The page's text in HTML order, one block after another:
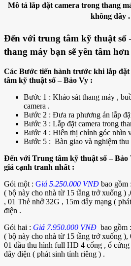
Mô tả lắp đặt camera trong thang
không dây .
Đến với trung tâm kỹ thuật số
thang máy bạn sẽ yên tâm hơn
Các Bước tiến hành trước khi lắp
tâm kỹ thuật số – Bảo Vy :
Bước 1 : Khảo sát thang máy ,
camera .
Bước 2 : Đưa ra phương án lắp
Bước 3 : Lắp đặt camera trong
Bước 4 : Hiển thị chỉnh góc nhìn
Bước 5 : Bàn giao và nghiệm thu
Đến với Trung tâm kỹ thuật số – Bảo
giá cạnh tranh nhất :
Gói một : Giá 5.250.000 VNĐ bao gồm
( bộ này cho nhà từ 15 tầng trở xuống )
, 01 Thẻ nhở 32G , 15m dây mạng (
điện .
Gói hai : Giá 7.950.000 VNĐ bao gồm
( bộ này cho nhà từ 15 tầng trở xuống ),
01 đầu thu hình full HD 4 cổng , ổ
dây điện ( phát sinh tính riêng ) .